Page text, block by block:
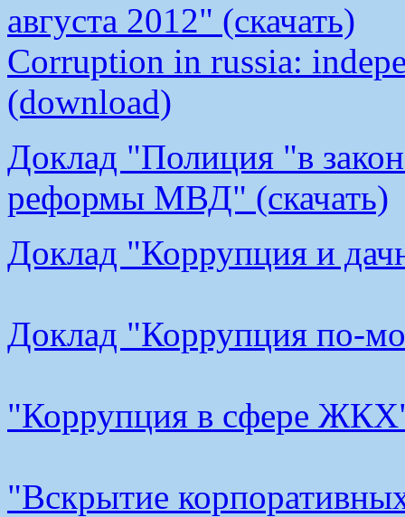
августа 2012" (скачать)
Corruption in russia:
(download)
Доклад "Полиция "в
реформы МВД" (скачать)
Доклад "Коррупция и
Доклад "Коррупция по-
"Коррупция в сфере ЖКХ"
"Вскрытие